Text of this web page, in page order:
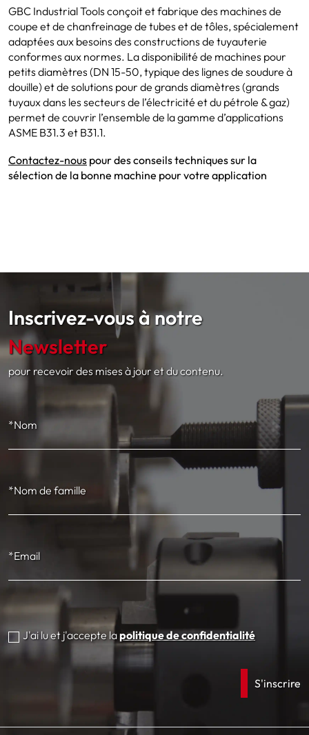
GBC Industrial Tools conçoit et fabrique des machines de
coupe et de chanfreinage de tubes et de tôles, spécialement
adaptées aux besoins des constructions de tuyauterie
conformes aux normes. La disponibilité de machines pour
petits diamètres (DN 15-50, typique des lignes de soudure à
douille) et de solutions pour de grands diamètres (grands
tuyaux dans les secteurs de l’électricité et du pétrole & gaz)
permet de couvrir l’ensemble de la gamme d’applications
ASME B31.3 et B31.1.
Contactez-nous pour des conseils techniques sur la
sélection de la bonne machine pour votre application
Inscrivez-vous à notre
Newsletter
pour recevoir des mises à jour et du contenu.
*Nom
*Nom de famille
*Email
J'ai lu et j'accepte lapolitique de confidentialité